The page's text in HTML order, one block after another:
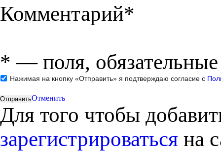
Комментарий*
* — поля,
Нажимая на кнопку «Отправить» я подтверждаю согласие с
Отменить
Для того чтобы
зарегистрироваться на